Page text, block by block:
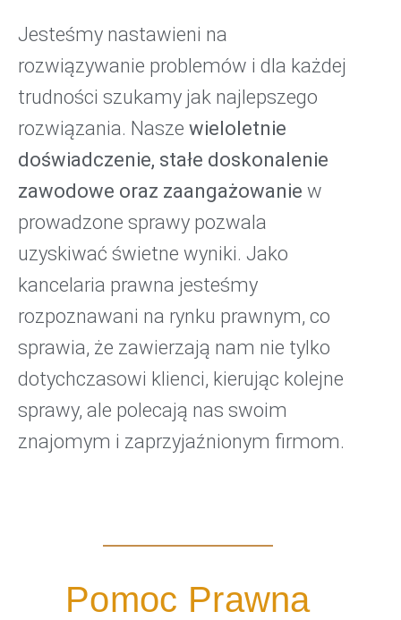
Jesteśmy nastawieni na
rozwiązywanie problemów i dla każdej
trudności szukamy jak najlepszego
rozwiązania. Nasze wieloletnie
doświadczenie, stałe doskonalenie
zawodowe oraz zaangażowanie w
prowadzone sprawy pozwala
uzyskiwać świetne wyniki. Jako
kancelaria prawna jesteśmy
rozpoznawani na rynku prawnym, co
sprawia, że zawierzają nam nie tylko
dotychczasowi klienci, kierując kolejne
sprawy, ale polecają nas swoim
znajomym i zaprzyjaźnionym firmom.
Pomoc Prawna